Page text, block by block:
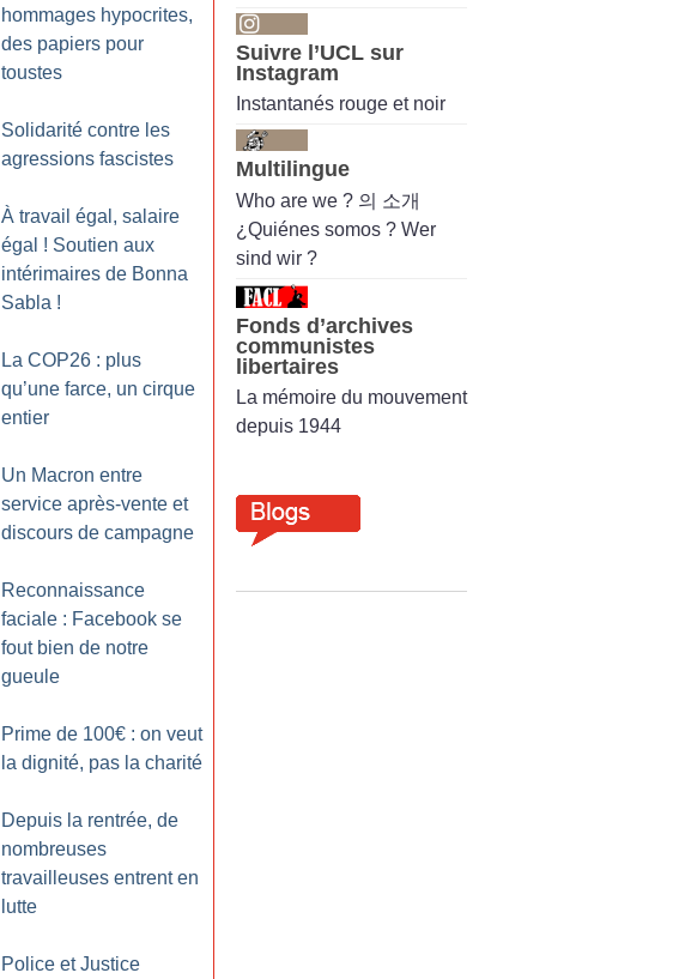
hommages hypocrites,
des papiers pour
toustes
Solidarité contre les
agressions fascistes
À travail égal, salaire
égal ! Soutien aux
intérimaires de Bonna
Sabla !
La COP26 : plus
qu’une farce, un cirque
entier
Un Macron entre
service après-vente et
discours de campagne
Reconnaissance
faciale : Facebook se
fout bien de notre
gueule
Prime de 100€ : on veut
la dignité, pas la charité
Depuis la rentrée, de
nombreuses
travailleuses entrent en
lutte
Police et Justice
Suivre l’UCL sur
Instagram
Instantanés rouge et noir
Multilingue
Who are we ? 의 소개
¿Quiénes somos ? Wer
sind wir ?
Fonds d’archives
communistes
libertaires
La mémoire du mouvement
depuis 1944